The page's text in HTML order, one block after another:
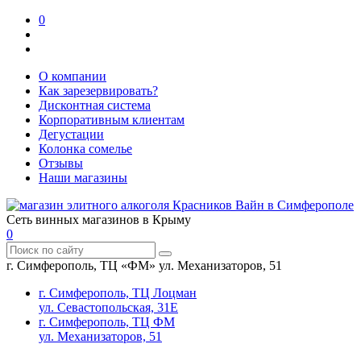
0
О компании
Как зарезервировать?
Дисконтная система
Корпоративным клиентам
Дегустации
Колонка сомелье
Отзывы
Наши магазины
Сеть винных магазинов в Крыму
0
г. Симферополь, ТЦ «ФМ» ул. Механизаторов, 51
г. Симферополь, ТЦ Лоцман
ул. Севастопольская, 31Е
г. Симферополь, ТЦ ФМ
ул. Механизаторов, 51